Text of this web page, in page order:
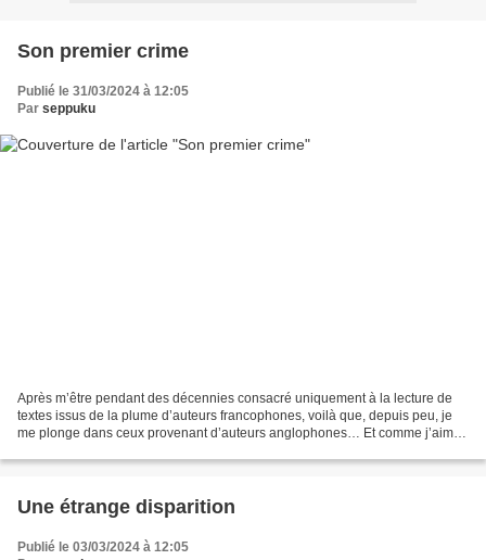
Son premier crime
Publié le 31/03/2024 à 12:05
Par seppuku
Après m’être pendant des décennies consacré uniquement à la lecture de
textes issus de la plume d’auteurs francophones, voilà que, depuis peu, je
me plonge dans ceux provenant d’auteurs anglophones… Et comme j’aime
Une étrange disparition
Publié le 03/03/2024 à 12:05